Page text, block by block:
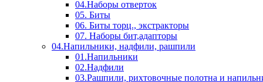
04.Наборы отверток
05. Биты
06. Биты торц., экстракторы
07. Наборы бит,адапторы
04.Напильники, надфили, рашпили
01.Напильники
02.Надфили
03.Рашпили, рихтовочные полотна и